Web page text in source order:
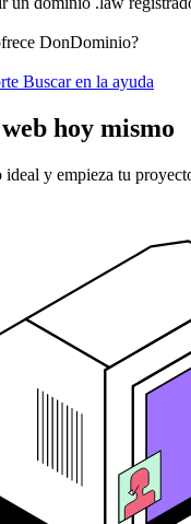
DonDominio?
Buscar en la ayuda
hoy mismo
y empieza tu